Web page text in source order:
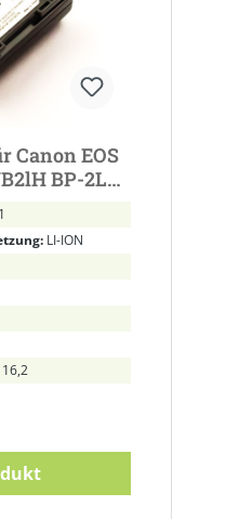
Canon EOS
BP-2L5
2LH
LI-ION